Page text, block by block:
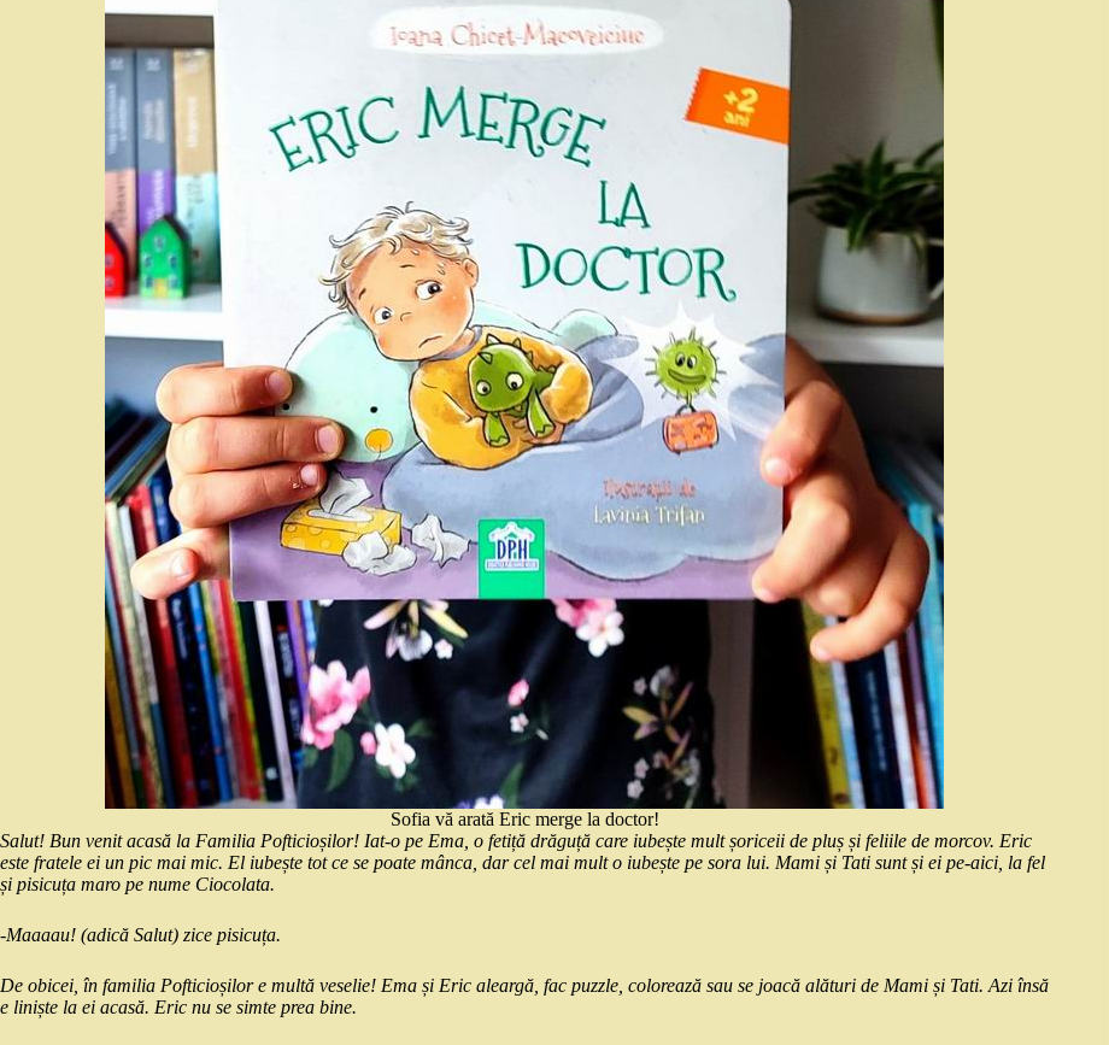
Sofia vă arată Eric merge la doctor!
Salut! Bun venit acasă la Familia Pofticioșilor! Iat-o pe Ema, o fetiță drăguță care iubește mult șoriceii de pluș și feliile de morcov. Eric
este fratele ei un pic mai mic. El iubește tot ce se poate mânca, dar cel mai mult o iubește pe sora lui. Mami și Tati sunt și ei pe-aici, la fel
și pisicuța maro pe nume Ciocolata.
-Maaaau! (adică Salut) zice pisicuța.
De obicei, în familia Pofticioșilor e multă veselie! Ema și Eric aleargă, fac puzzle, colorează sau se joacă alături de Mami și Tati. Azi însă
e liniște la ei acasă. Eric nu se simte prea bine.